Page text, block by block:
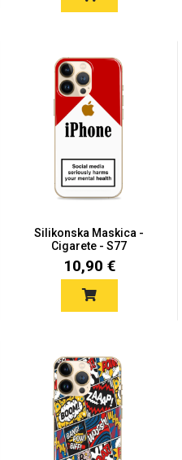
Silikonska Maskica -
Cigarete - S77
10,90 €